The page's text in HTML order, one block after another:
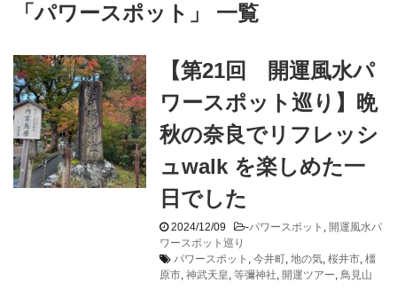
「パワースポット」 一覧
【第21回 開運風水パ
ワースポット巡り】晩
秋の奈良でリフレッシ
ュwalk を楽しめた一
日でした
2024/12/09 -パワースポット , 開運風水パ
ワースポット巡り
パワースポット , 今井町, 地の気, 桜井市, 橿
原市, 神武天皇, 等彌神社, 開運ツアー, 鳥見山